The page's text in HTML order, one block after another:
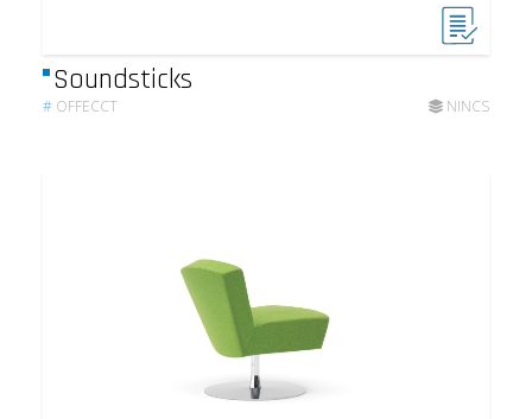
Soundsticks
# OFFECCT NINCS